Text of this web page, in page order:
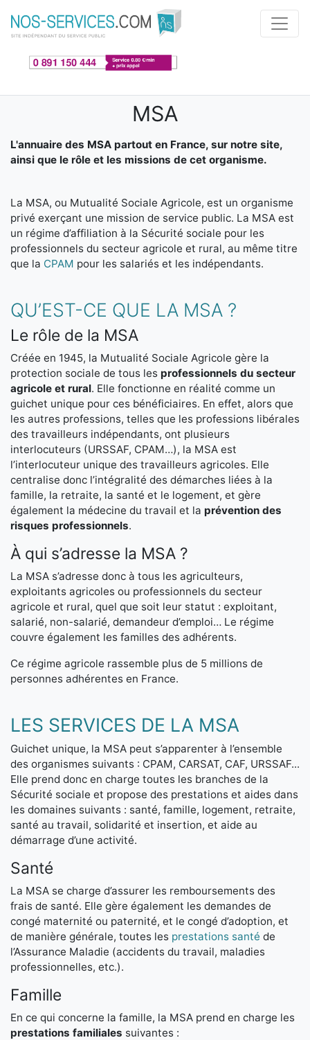
Aller au contenu principal
MSA
L'annuaire des MSA partout en France, sur notre site,
ainsi que le rôle et les missions de cet organisme.
La MSA, ou Mutualité Sociale Agricole, est un organisme
privé exerçant une mission de service public. La MSA est
un régime d’affiliation à la Sécurité sociale pour les
professionnels du secteur agricole et rural, au même titre
que la CPAM pour les salariés et les indépendants.
QU’EST-CE QUE LA MSA ?
Le rôle de la MSA
Créée en 1945, la Mutualité Sociale Agricole gère la
protection sociale de tous les professionnels du secteur
agricole et rural. Elle fonctionne en réalité comme un
guichet unique pour ces bénéficiaires. En effet, alors que
les autres professions, telles que les professions libérales
des travailleurs indépendants, ont plusieurs
interlocuteurs (URSSAF, CPAM…), la MSA est
l’interlocuteur unique des travailleurs agricoles. Elle
centralise donc l’intégralité des démarches liées à la
famille, la retraite, la santé et le logement, et gère
également la médecine du travail et la prévention des
risques professionnels.
À qui s’adresse la MSA ?
La MSA s’adresse donc à tous les agriculteurs,
exploitants agricoles ou professionnels du secteur
agricole et rural, quel que soit leur statut : exploitant,
salarié, non-salarié, demandeur d’emploi… Le régime
couvre également les familles des adhérents.
Ce régime agricole rassemble plus de 5 millions de
personnes adhérentes en France.
LES SERVICES DE LA MSA
Guichet unique, la MSA peut s’apparenter à l’ensemble
des organismes suivants : CPAM, CARSAT, CAF, URSSAF...
Elle prend donc en charge toutes les branches de la
Sécurité sociale et propose des prestations et aides dans
les domaines suivants : santé, famille, logement, retraite,
santé au travail, solidarité et insertion, et aide au
démarrage d’une activité.
Santé
La MSA se charge d’assurer les remboursements des
frais de santé. Elle gère également les demandes de
congé maternité ou paternité, et le congé d’adoption, et
de manière générale, toutes les prestations santé de
l’Assurance Maladie (accidents du travail, maladies
professionnelles, etc.).
Famille
En ce qui concerne la famille, la MSA prend en charge les
prestations familiales suivantes :